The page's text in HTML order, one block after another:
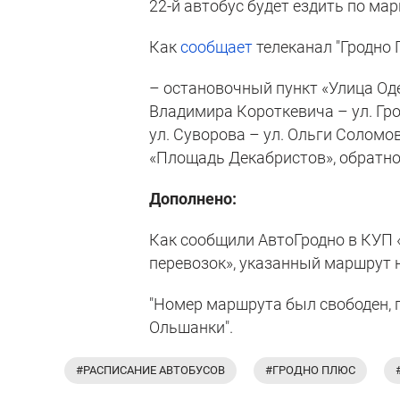
22-й автобус будет ездить по
Каксообщаеттелеканал
– остановочный пункт «Улица
Владимира Короткевича – ул.
ул. Суворова – ул. Ольги
«Площадь Декабристов»,
Дополнено:
Как сообщили АвтоГродно в КУП
перевозок», указанный маршрут
"Номер маршрута был свободен,
Ольшанки".
#РАСПИСАНИЕ АВТОБУСОВ #ГРОДНО ПЛЮС